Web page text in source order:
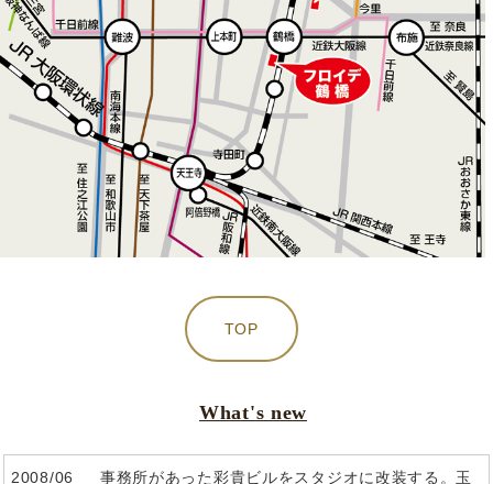
TOP
What's new
2008/06 事務所があった彩貴ビルをスタジオに改装する。玉